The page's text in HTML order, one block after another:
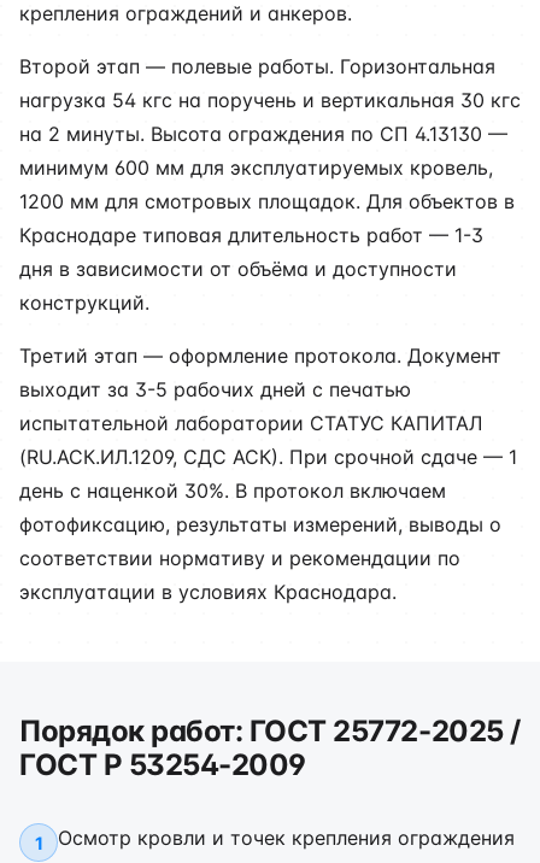
крепления ограждений и анкеров.
Второй этап — полевые работы. Горизонтальная
нагрузка 54 кгс на поручень и вертикальная 30 кгс
на 2 минуты. Высота ограждения по СП 4.13130 —
минимум 600 мм для эксплуатируемых кровель,
1200 мм для смотровых площадок. Для объектов в
Краснодаре типовая длительность работ — 1-3
дня в зависимости от объёма и доступности
конструкций.
Третий этап — оформление протокола. Документ
выходит за 3-5 рабочих дней с печатью
испытательной лаборатории СТАТУС КАПИТАЛ
(RU.АСК.ИЛ.1209, СДС АСК). При срочной сдаче — 1
день с наценкой 30%. В протокол включаем
фотофиксацию, результаты измерений, выводы о
соответствии нормативу и рекомендации по
эксплуатации в условиях Краснодара.
Порядок работ: ГОСТ 25772-2025 /
ГОСТ Р 53254-2009
1 Осмотр кровли и точек крепления ограждения